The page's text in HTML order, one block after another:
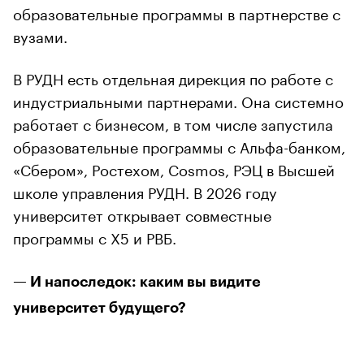
образовательные программы в партнерстве с
вузами.
В РУДН есть отдельная дирекция по работе с
индустриальными партнерами. Она системно
работает с бизнесом, в том числе запустила
образовательные программы с Альфа-банком,
«Сбером», Ростехом, Cosmos, РЭЦ в Высшей
школе управления РУДН. В 2026 году
университет открывает совместные
программы с Х5 и РВБ.
— И напоследок: каким вы видите
университет будущего?